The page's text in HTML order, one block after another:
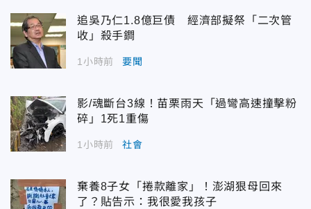
追吳乃仁1.8億巨債 經濟部擬祭「二次管
收」殺手鐧
1小時前 要聞
影/魂斷台3線！苗栗雨天「過彎高速撞擊粉
碎」1死1重傷
1小時前 社會
棄養8子女「捲款離家」！澎湖狠母回來
了？貼告示：我很愛我孩子